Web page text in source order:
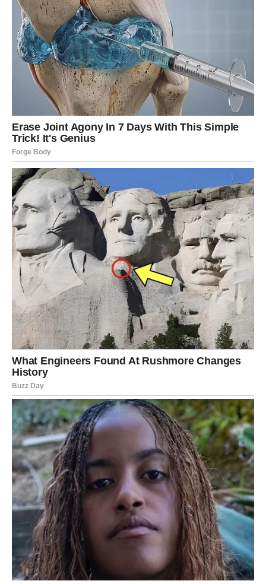
skriveno. Istina neće biti laka, ali će vam otvoriti oči.
U ljubavi – neko vas posmatra duže nego što mislite. U
naredna tri dana ta osoba može napraviti prvi korak.
Pitanje je – da li ste spremni?
BLIZANCI
Blizanci ulaze u turbulentan period. Komunikacija će biti
ključna, ali i izvor problema. Jedna poruka, jedan
razgovor ili čak jedna rečenica može izazvati lavinu
emocija.
Moguće je razotkrivanje tajne – vaše ili tuđe. Budite
oprezni kome verujete. Neko iz vašeg okruženja nije
iskren kao što mislite.
RAK
Rakovi će biti emotivno uzdrmani. Naredna tri dana
donose situaciju koja će ih naterati da se suoče sa
sopstvenim osećanjima. Moguće je pomirenje, ali i
konačan kraj jedne priče.
Porodične teme dolaze u prvi plan. Neko iz porodice
može vam otkriti nešto što će vas duboko dirnuti.
LAV
Lavovi će biti u centru pažnje – ali ne na način na koji su
očekivali. Šok koji dolazi može biti vezan za ljubav ili
posao. Moguće je da će vas neko izneveriti ili razočarati.
Ipak, iz ove situacije izlazite jači. Naučićete važnu lekciju
o poverenju.